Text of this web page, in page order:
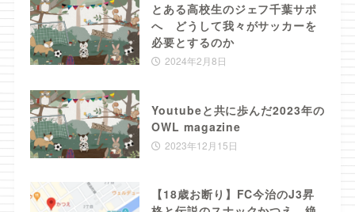
とある高校生のジェフ千葉サポ
へ どうして我々がサッカーを
必要とするのか
2024年2月8日
Youtubeと共に歩んだ2023年の
OWL magazine
2023年12月15日
【18歳お断り】FC今治のJ3昇